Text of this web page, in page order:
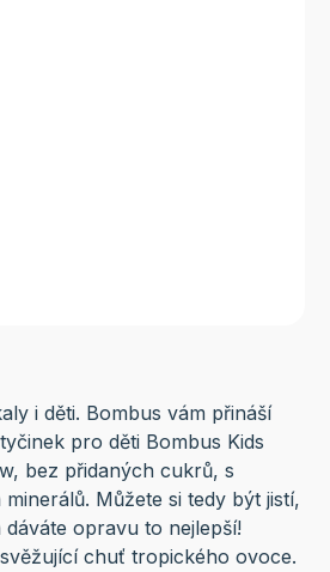
i děti. Bombus vám přináší
pro děti Bombus Kids
bez přidaných cukrů, s
Můžete si tedy být jistí,
dáváte opravu to nejlepší!
chuť tropického ovoce.